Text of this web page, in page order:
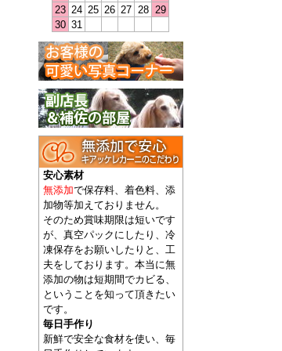
23 24 25 26 27 28 29
30 31
安心素材
無添加で保存料、着色料、添
加物等加えておりません。
そのため賞味期限は短いです
が、真空パックにしたり、冷
凍保存をお願いしたりと、工
夫をしております。本当に無
添加の物は短期間でカビる、
ということを知って頂きたい
です。
毎日手作り
新鮮で安全な食材を使い、毎